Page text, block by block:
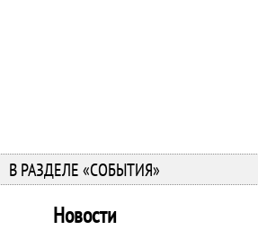
В РАЗДЕЛЕ «СОБЫТИЯ»
Новости